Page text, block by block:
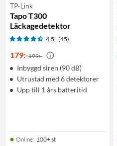
TP-Link
Tapo T300
Läckagedetektor
4.5 (45)
179:-199:-
Inbyggd siren (90 dB)
Utrustad med 6 detektorer
Upp till 1 års batteritid
Online: 100+ st